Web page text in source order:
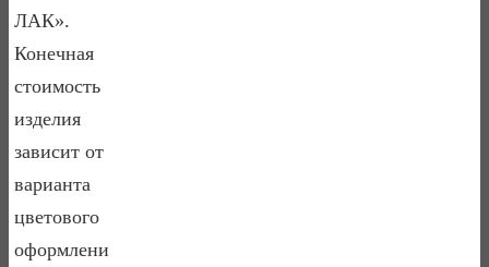
ЛАК».
Конечная
стоимость
изделия
зависит от
варианта
цветового
оформлени